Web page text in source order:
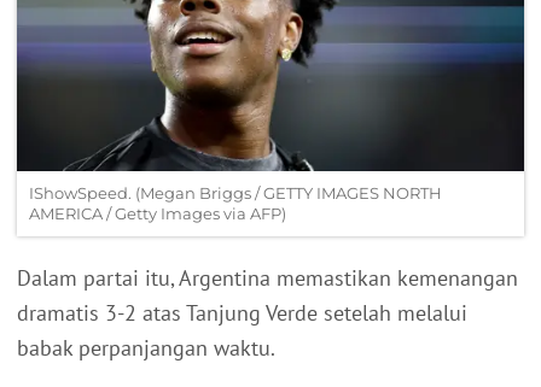
IShowSpeed. (Megan Briggs / GETTY IMAGES NORTH
AMERICA / Getty Images via AFP)
Dalam partai itu, Argentina memastikan kemenangan
dramatis 3-2 atas Tanjung Verde setelah melalui
babak perpanjangan waktu.